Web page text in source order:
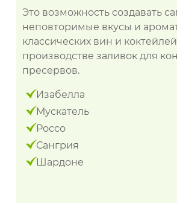
Это возможность создавать
неповторимые вкусы и
классических вин и
производстве заливок для
пресервов.
Изабелла
Мускатель
Россо
Сангрия
Шардоне